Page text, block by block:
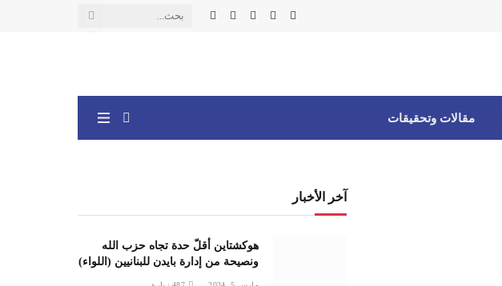
فيسبوك
X
الانستغرام
يوتيوبواتساب
مقالات وتحقيقات
آخر الأخبار
هوكشتاين أقلّ حدة تجاه حزب الله
ونصيحة من إدارة بايدن للبنانيين (اللواء)